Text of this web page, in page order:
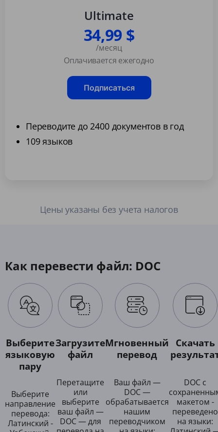
Ultimate
34,99 $
/месяц
Оплачивается ежегодно
Подписаться
Переводите до 2400 документов в год
109 языков
Цены указаны без учета налогов
Как перевести файл: DOC
Выберите
языковую
пару
Выберите
направление
перевода:
Латинский -
Загрузите
файл
Перетащите
или
выберите
ваш файл —
DOC — для
Мгновенный
перевод
Ваш файл —
DOC —
обрабатывается
нашим
переводчиком
Скачать
DOC с
макетом -
переведено
на языки: